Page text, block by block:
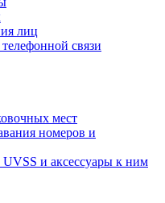
лиц
связи
мест
номеров и
и аксессуары к ним